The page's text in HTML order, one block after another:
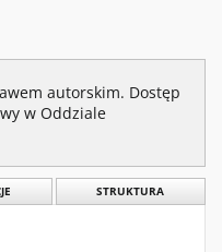
autorskim. Dostęp
w Oddziale
STRUKTURA